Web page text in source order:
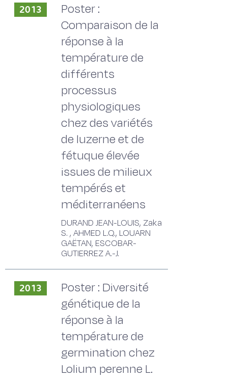
2013
Poster :
Comparaison de la
réponse à la
température de
différents
processus
physiologiques
chez des variétés
de luzerne et de
fétuque élevée
issues de milieux
tempérés et
méditerranéens
DURAND JEAN-LOUIS, Zaka
S. , AHMED L.Q., LOUARN
GAËTAN, ESCOBAR-
GUTIERREZ A.-J.
2013
Poster : Diversité
génétique de la
réponse à la
température de
germination chez
Lolium perenne L.